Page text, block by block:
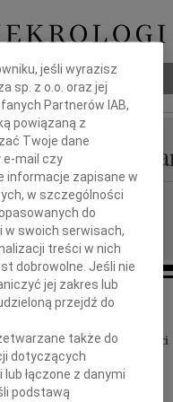
Wydziału Filologicznego
przyjęła wiadomość o śmierci
Pani
jeśli wyrazisz
sp. z o.o. oraz jej
Partnerów IAB,
powiązaną z
Twoje dane
e-mail czy
informacje zapisane w
w szczególności
do
swoich serwisach,
treści w nich
dobrowolne. Jeśli nie
jej zakres lub
przejdź do
także do
dotyczących
łączone z danymi
podstawą